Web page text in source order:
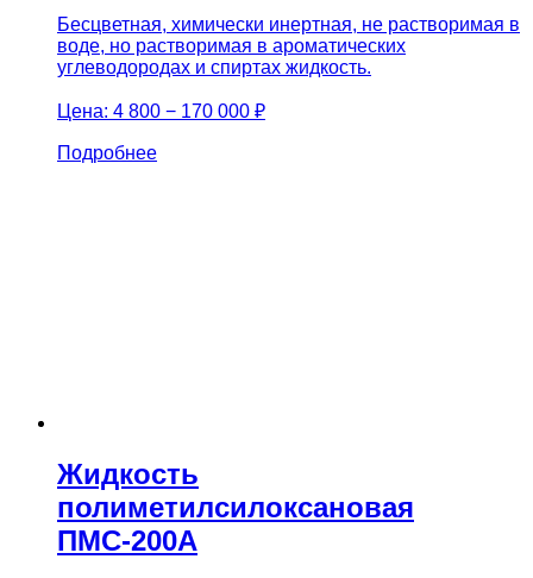
Бесцветная, химически инертная, не растворимая в
воде, но растворимая в ароматических
углеводородах и спиртах жидкость.
Цена: 4 800 − 170 000 ₽
Подробнее
Жидкость
полиметилсилоксановая
ПМС-200А